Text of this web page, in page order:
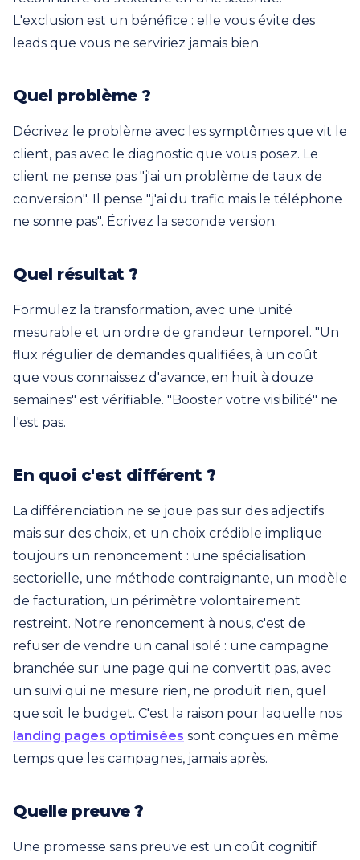
L'exclusion est un bénéfice : elle vous évite des
leads que vous ne serviriez jamais bien.
Quel problème ?
Décrivez le problème avec les symptômes que vit le
client, pas avec le diagnostic que vous posez. Le
client ne pense pas "j'ai un problème de taux de
conversion". Il pense "j'ai du trafic mais le téléphone
ne sonne pas". Écrivez la seconde version.
Quel résultat ?
Formulez la transformation, avec une unité
mesurable et un ordre de grandeur temporel. "Un
flux régulier de demandes qualifiées, à un coût
que vous connaissez d'avance, en huit à douze
semaines" est vérifiable. "Booster votre visibilité" ne
l'est pas.
En quoi c'est différent ?
La différenciation ne se joue pas sur des adjectifs
mais sur des choix, et un choix crédible implique
toujours un renoncement : une spécialisation
sectorielle, une méthode contraignante, un modèle
de facturation, un périmètre volontairement
restreint. Notre renoncement à nous, c'est de
refuser de vendre un canal isolé : une campagne
branchée sur une page qui ne convertit pas, avec
un suivi qui ne mesure rien, ne produit rien, quel
que soit le budget. C'est la raison pour laquelle nos
landing pages optimisées sont conçues en même
temps que les campagnes, jamais après.
Quelle preuve ?
Une promesse sans preuve est un coût cognitif